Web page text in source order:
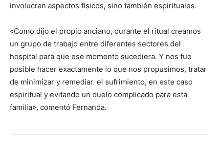
involucran aspectos físicos, sino también espirituales.
«Como dijo el propio anciano, durante el ritual creamos
un grupo de trabajo entre diferentes sectores del
hospital para que ese momento sucediera. Y nos fue
posible hacer exactamente lo que nos propusimos, tratar
de minimizar y remediar. el sufrimiento, en este caso
espiritual y evitando un duelo complicado para esta
familia», comentó Fernanda.